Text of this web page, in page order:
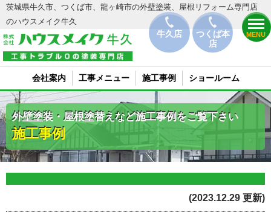
牛久店
つくば本
店
MENU
茨城県牛久市、つくば市、龍ヶ崎市の外壁塗装、屋根リフォーム専門店
のハウスメイク牛久
会社案内 工事メニュー 施工事例 ショールーム
外壁塗装・屋根塗替えなど施工事例をご覧下さい
施工事例
(2023.12.29 更新)